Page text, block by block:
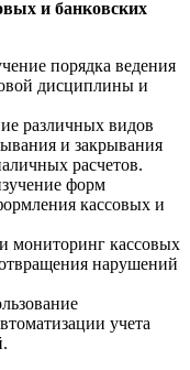
и банковских
порядка ведения
дисциплины и
различных видов
и закрывания
расчетов.
форм
кассовых и
мониторинг кассовых
нарушений
учета